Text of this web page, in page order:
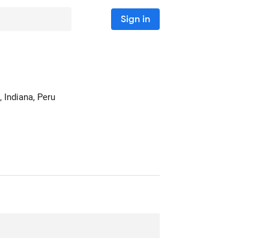
Sign in
, Indiana, Peru